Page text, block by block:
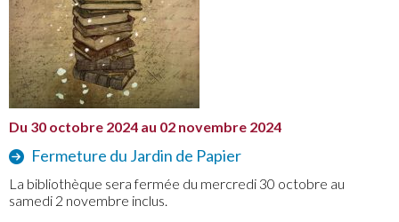
Du 30 octobre 2024 au 02 novembre 2024
Fermeture du Jardin de Papier
La bibliothèque sera fermée du mercredi 30 octobre au
samedi 2 novembre inclus.